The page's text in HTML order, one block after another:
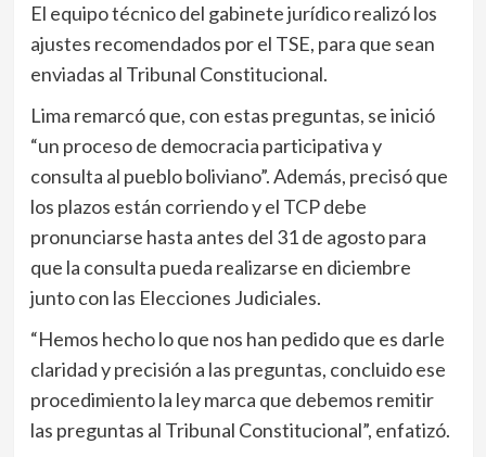
El equipo técnico del gabinete jurídico realizó los
ajustes recomendados por el TSE, para que sean
enviadas al Tribunal Constitucional.
Lima remarcó que, con estas preguntas, se inició
“un proceso de democracia participativa y
consulta al pueblo boliviano”. Además, precisó que
los plazos están corriendo y el TCP debe
pronunciarse hasta antes del 31 de agosto para
que la consulta pueda realizarse en diciembre
junto con las Elecciones Judiciales.
“Hemos hecho lo que nos han pedido que es darle
claridad y precisión a las preguntas, concluido ese
procedimiento la ley marca que debemos remitir
las preguntas al Tribunal Constitucional”, enfatizó.